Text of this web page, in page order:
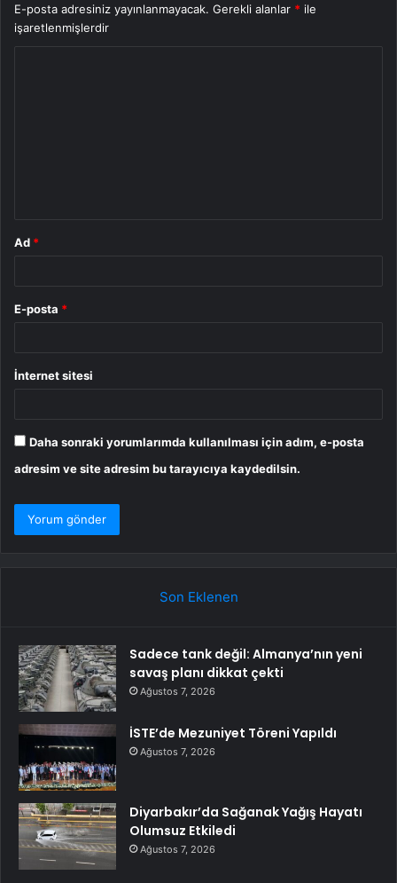
E-posta adresiniz yayınlanmayacak. Gerekli alanlar * ile
işaretlenmişlerdir
Ad *
E-posta *
İnternet sitesi
Daha sonraki yorumlarımda kullanılması için adım, e-posta
adresim ve site adresim bu tarayıcıya kaydedilsin.
Son Eklenen
Sadece tank değil: Almanya’nın yeni
savaş planı dikkat çekti
Ağustos 7, 2026
İSTE’de Mezuniyet Töreni Yapıldı
Ağustos 7, 2026
Diyarbakır’da Sağanak Yağış Hayatı
Olumsuz Etkiledi
Ağustos 7, 2026